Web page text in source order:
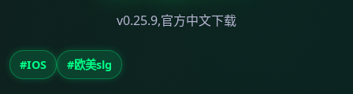
v0.25.9,官方中文下载
#IOS #欧美slg